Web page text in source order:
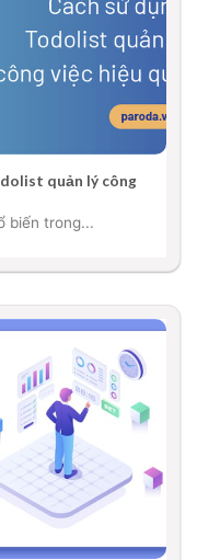
quản lý công
biến trong...